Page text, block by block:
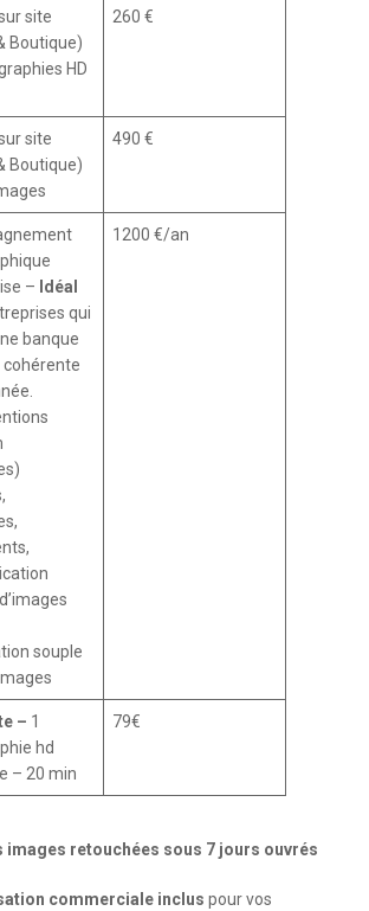
site
Boutique)
HD
260 €
site
Boutique)
490 €
– Idéal
qui
banque
cohérente
souple
1200 €/an
– 1
hd
– 20 min
79€
images retouchées sous 7 jours ouvrés
commerciale inclus pour vos